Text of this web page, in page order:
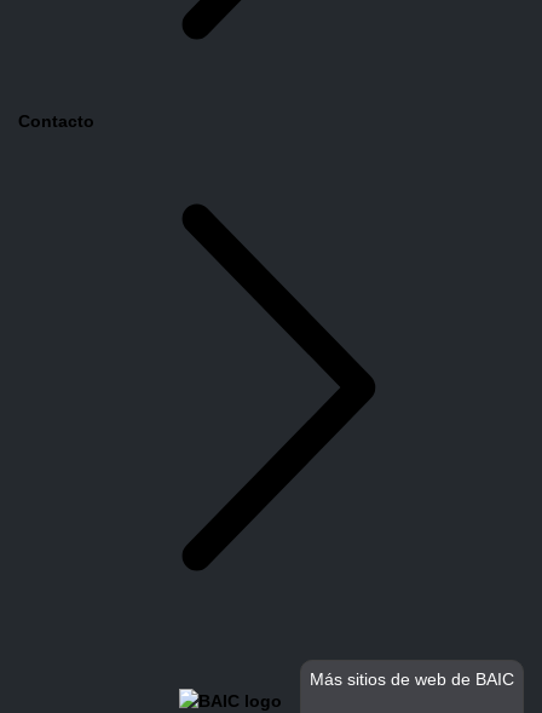
Contacto
Más sitios de web de BAIC